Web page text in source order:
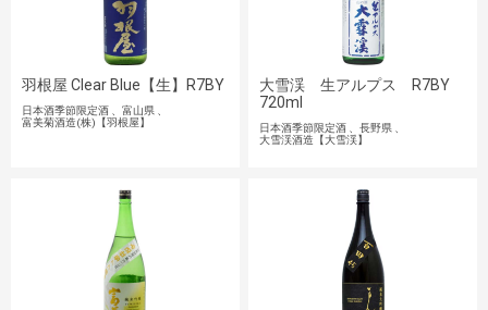
羽根屋 Clear Blue【生】R7BY
日本酒季節限定酒
富山県
富美菊酒造(株)【羽根屋】
大雪渓 生アルプス R7BY
720ml
日本酒季節限定酒
長野県
大雪渓酒造【大雪渓】